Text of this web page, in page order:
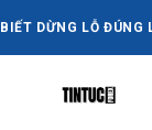
BIẾT DỪNG LỖ ĐÚNG